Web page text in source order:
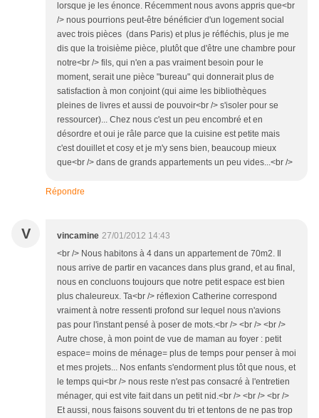
lorsque je les énonce. Récemment nous avons appris que<br
/> nous pourrions peut-être bénéficier d'un logement social
avec trois pièces (dans Paris) et plus je réfléchis, plus je me
dis que la troisième pièce, plutôt que d'être une chambre pour
notre<br /> fils, qui n'en a pas vraiment besoin pour le
moment, serait une pièce "bureau" qui donnerait plus de
satisfaction à mon conjoint (qui aime les bibliothèques
pleines de livres et aussi de pouvoir<br /> s'isoler pour se
ressourcer)... Chez nous c'est un peu encombré et en
désordre et oui je râle parce que la cuisine est petite mais
c'est douillet et cosy et je m'y sens bien, beaucoup mieux
que<br /> dans de grands appartements un peu vides...<br />
Répondre
V vincamine 27/01/2012 14:43
<br /> Nous habitons à 4 dans un appartement de 70m2. Il
nous arrive de partir en vacances dans plus grand, et au final,
nous en concluons toujours que notre petit espace est bien
plus chaleureux. Ta<br /> réflexion Catherine correspond
vraiment à notre ressenti profond sur lequel nous n'avions
pas pour l'instant pensé à poser de mots.<br /> <br /> <br />
Autre chose, à mon point de vue de maman au foyer : petit
espace= moins de ménage= plus de temps pour penser à moi
et mes projets... Nos enfants s'endorment plus tôt que nous, et
le temps qui<br /> nous reste n'est pas consacré à l'entretien
ménager, qui est vite fait dans un petit nid.<br /> <br /> <br />
Et aussi, nous faisons souvent du tri et tentons de ne pas trop